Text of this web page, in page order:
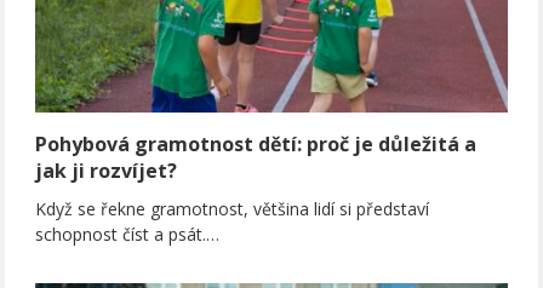
Pohybová gramotnost dětí: proč je důležitá a
jak ji rozvíjet?
Když se řekne gramotnost, většina lidí si představí
schopnost číst a psát.…